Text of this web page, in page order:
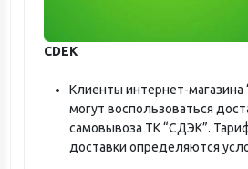
CDEK
Клиенты интернет-магазина
могут воспользоваться
самовывоза ТК “СДЭК”.
доставки определяются